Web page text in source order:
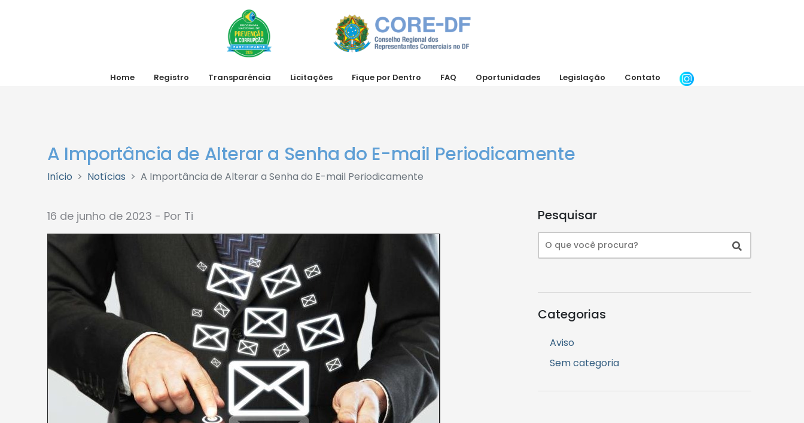
Home Registro Transparência Licitações Fique por Dentro FAQ Oportunidades Legislação Contato
A Importância de Alterar a Senha do E-mail Periodicamente
Início Notícias A Importância de Alterar a Senha do E-mail Periodicamente
16 de junho de 2023 - Por Ti Pesquisar
Categorias
Aviso
Sem categoria